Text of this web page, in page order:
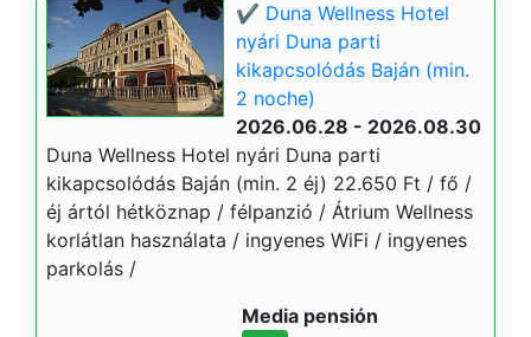
✔️ Duna Wellness Hotel
nyári Duna parti
kikapcsolódás Baján (min.
2 noche)
2026.06.28 - 2026.08.30
Duna Wellness Hotel nyári Duna parti
kikapcsolódás Baján (min. 2 éj) 22.650 Ft / fő /
éj ártól hétköznap / félpanzió / Átrium Wellness
korlátlan használata / ingyenes WiFi / ingyenes
parkolás /
Media pensión